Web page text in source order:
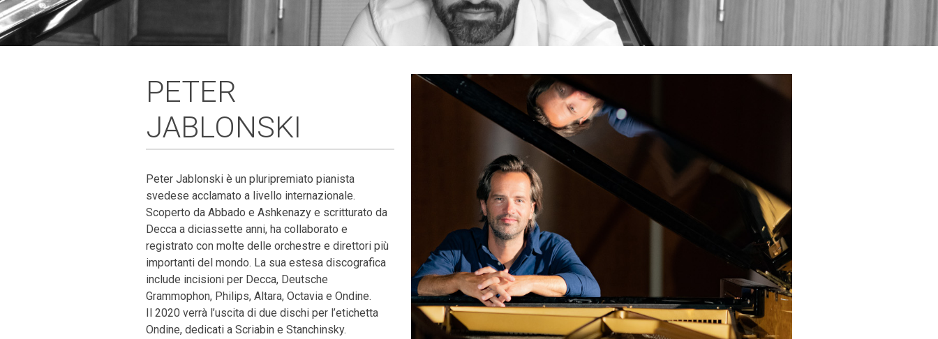
PETER
JABLONSKI
Peter Jablonski è un pluripremiato pianista
svedese acclamato a livello internazionale.
Scoperto da Abbado e Ashkenazy e scritturato da
Decca a diciassette anni, ha collaborato e
registrato con molte delle orchestre e direttori più
importanti del mondo. La sua estesa discografica
include incisioni per Decca, Deutsche
Grammophon, Philips, Altara, Octavia e Ondine.
Il 2020 verrà l’uscita di due dischi per l’etichetta
Ondine, dedicati a Scriabin e Stanchinsky.